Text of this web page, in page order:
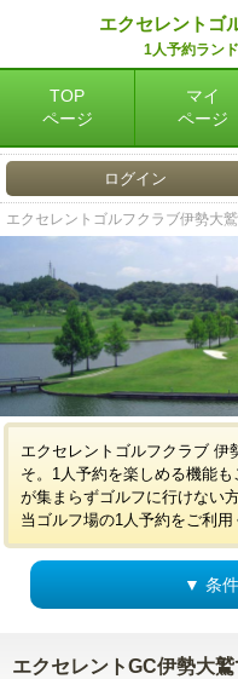
エクセレントゴ
1人予約ラン
TOP
ページ
マイ
ページ
ログイン
エクセレントゴルフクラブ伊勢大
エクセレントゴルフクラブ 伊
そ。1人予約を楽しめる機能
が集まらずゴルフに行けない
当ゴルフ場の1人予約をご利用
▼ 条
エクセレントGC伊勢大